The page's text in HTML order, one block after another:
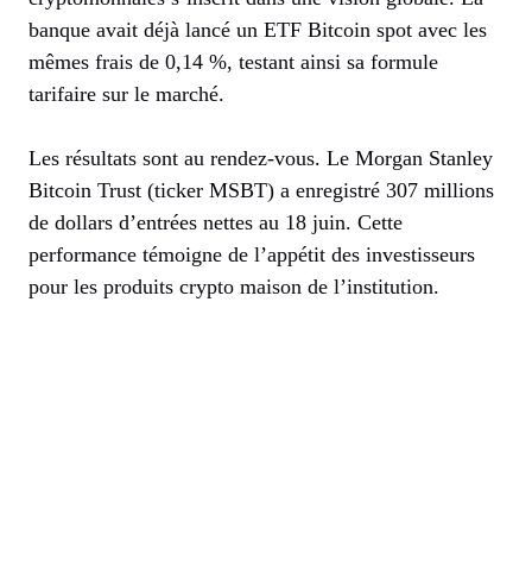
banque avait déjà lancé un ETF Bitcoin spot avec les
mêmes frais de 0,14 %, testant ainsi sa formule
tarifaire sur le marché.
Les résultats sont au rendez-vous. Le Morgan Stanley
Bitcoin Trust (ticker MSBT) a enregistré 307 millions
de dollars d’entrées nettes au 18 juin. Cette
performance témoigne de l’appétit des investisseurs
pour les produits crypto maison de l’institution.